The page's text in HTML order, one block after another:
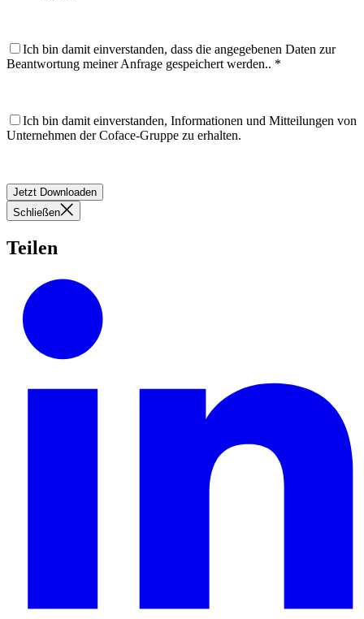
Ich bin damit einverstanden, dass die angegebenen Daten zur
Beantwortung meiner Anfrage gespeichert werden.. *
Ich bin damit einverstanden, Informationen und Mitteilungen von
Unternehmen der Coface-Gruppe zu erhalten.
Jetzt Downloaden
Schließen
Teilen